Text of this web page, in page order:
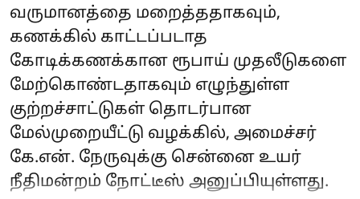
வருமானத்தை மறைத்ததாகவும்,
கணக்கில் காட்டப்படாத
கோடிக்கணக்கான ரூபாய் முதலீடுகளை
மேற்கொண்டதாகவும் எழுந்துள்ள
குற்றச்சாட்டுகள் தொடர்பான
மேல்முறையீட்டு வழக்கில், அமைச்சர்
கே.என். நேருவுக்கு சென்னை உயர்
நீதிமன்றம் நோட்டீஸ் அனுப்பியுள்ளது.